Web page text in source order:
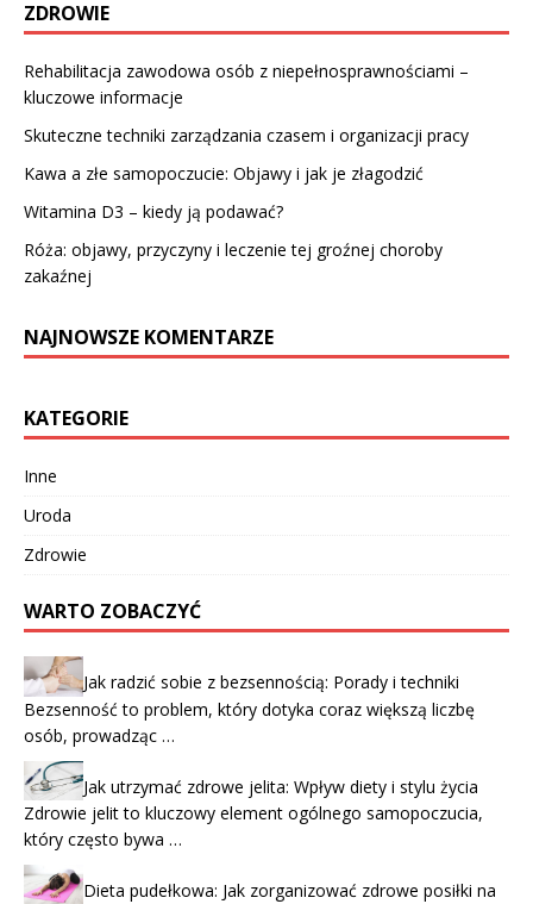
ZDROWIE
Rehabilitacja zawodowa osób z niepełnosprawnościami –
kluczowe informacje
Skuteczne techniki zarządzania czasem i organizacji pracy
Kawa a złe samopoczucie: Objawy i jak je złagodzić
Witamina D3 – kiedy ją podawać?
Róża: objawy, przyczyny i leczenie tej groźnej choroby
zakaźnej
NAJNOWSZE KOMENTARZE
KATEGORIE
Inne
Uroda
Zdrowie
WARTO ZOBACZYĆ
Jak radzić sobie z bezsennością: Porady i techniki
Bezsenność to problem, który dotyka coraz większą liczbę
osób, prowadząc …
Jak utrzymać zdrowe jelita: Wpływ diety i stylu życia
Zdrowie jelit to kluczowy element ogólnego samopoczucia,
który często bywa …
Dieta pudełkowa: Jak zorganizować zdrowe posiłki na